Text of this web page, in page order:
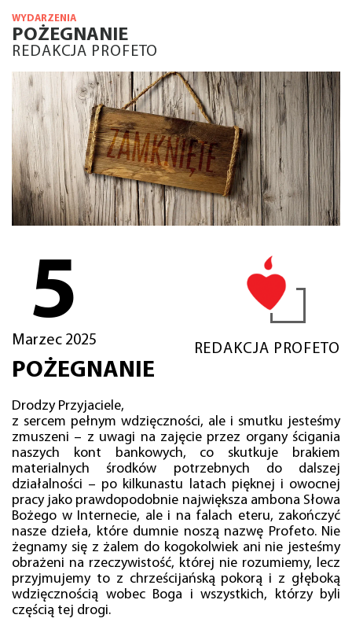
WYDARZENIA
POŻEGNANIE
REDAKCJA PROFETO
5
Marzec 2025
REDAKCJA PROFETO
POŻEGNANIE
Drodzy Przyjaciele,
z sercem pełnym wdzięczności, ale i smutku jesteśmy
zmuszeni – z uwagi na zajęcie przez organy ścigania
naszych kont bankowych, co skutkuje brakiem
materialnych środków potrzebnych do dalszej
działalności – po kilkunastu latach pięknej i owocnej
pracy jako prawdopodobnie największa ambona Słowa
Bożego w Internecie, ale i na falach eteru, zakończyć
nasze dzieła, które dumnie noszą nazwę Profeto. Nie
żegnamy się z żalem do kogokolwiek ani nie jesteśmy
obrażeni na rzeczywistość, której nie rozumiemy, lecz
przyjmujemy to z chrześcijańską pokorą i z głęboką
wdzięcznością wobec Boga i wszystkich, którzy byli
częścią tej drogi.